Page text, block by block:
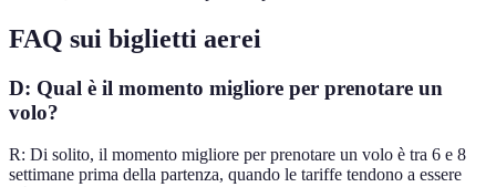
FAQ sui biglietti aerei
D: Qual è il momento migliore per prenotare un
volo?
R: Di solito, il momento migliore per prenotare un volo è tra 6 e 8
settimane prima della partenza, quando le tariffe tendono a essere